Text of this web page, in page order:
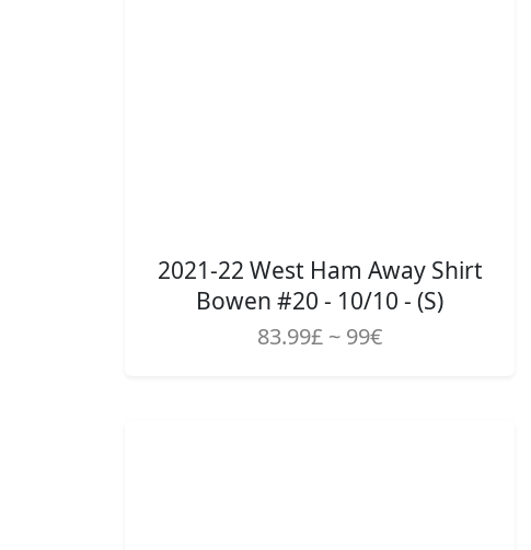
2021-22 West Ham Away Shirt
Bowen #20 - 10/10 - (S)
83.99£ ~ 99€